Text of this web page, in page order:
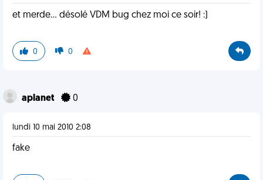
et merde... désolé VDM bug chez moi ce soir! :)
0 0
aplanet 0
lundi 10 mai 2010 2:08
fake